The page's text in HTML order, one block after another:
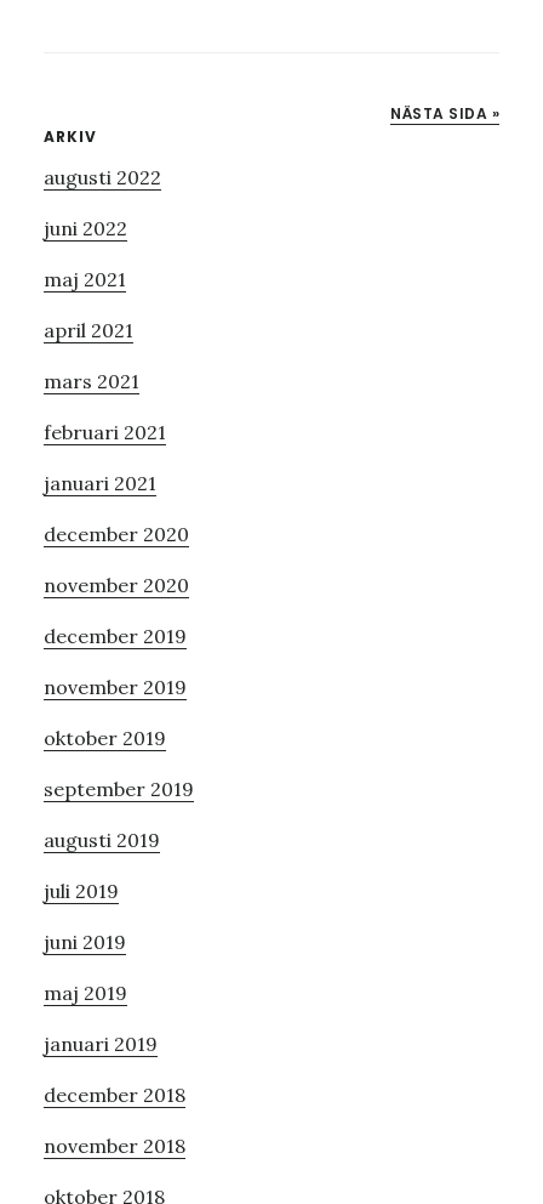
NÄSTA SIDA »
Primärt
sidofält
ARKIV
augusti 2022
juni 2022
maj 2021
april 2021
mars 2021
februari 2021
januari 2021
december 2020
november 2020
december 2019
november 2019
oktober 2019
september 2019
augusti 2019
juli 2019
juni 2019
maj 2019
januari 2019
december 2018
november 2018
oktober 2018